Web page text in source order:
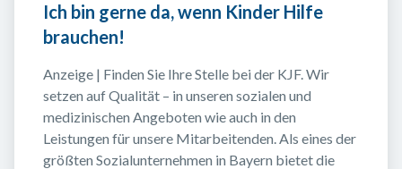
Ich bin gerne da, wenn Kinder Hilfe
brauchen!
Anzeige | Finden Sie Ihre Stelle bei der KJF. Wir
setzen auf Qualität – in unseren sozialen und
medizinischen Angeboten wie auch in den
Leistungen für unsere Mitarbeitenden. Als eines der
größten Sozialunternehmen in Bayern bietet die